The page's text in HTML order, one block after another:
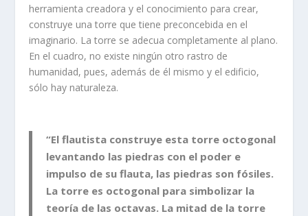
herramienta creadora y el conocimiento para crear,
construye una torre que tiene preconcebida en el
imaginario. La torre se adecua completamente al plano.
En el cuadro, no existe ningún otro rastro de
humanidad, pues, además de él mismo y el edificio,
sólo hay naturaleza.
“El flautista construye esta torre octogonal
levantando las piedras con el poder e
impulso de su flauta, las piedras son fósiles.
La torre es octogonal para simbolizar la
teoría de las octavas. La mitad de la torre